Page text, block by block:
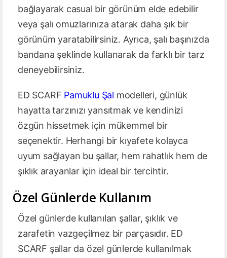
bağlayarak casual bir görünüm elde edebilir
veya şalı omuzlarınıza atarak daha şık bir
görünüm yaratabilirsiniz. Ayrıca, şalı başınızda
bandana şeklinde kullanarak da farklı bir tarz
deneyebilirsiniz.
ED SCARF Pamuklu Şal modelleri, günlük
hayatta tarzınızı yansıtmak ve kendinizi
özgün hissetmek için mükemmel bir
seçenektir. Herhangi bir kıyafete kolayca
uyum sağlayan bu şallar, hem rahatlık hem de
şıklık arayanlar için ideal bir tercihtir.
Özel Günlerde Kullanım
Özel günlerde kullanılan şallar, şıklık ve
zarafetin vazgeçilmez bir parçasıdır. ED
SCARF şallar da özel günlerde kullanılmak